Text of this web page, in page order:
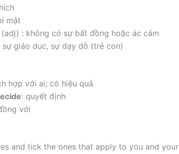
mật
(adj) : không có sự bất đồng hoặc ác cảm
sự giáo dục, sự dạy dỗ (trẻ con)
hợp với ai; có hiệu quả
: quyết định
với
and tick the ones that apply to you and your